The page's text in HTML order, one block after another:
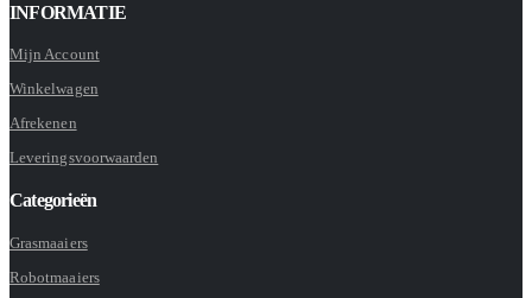
INFORMATIE
Mijn Account
Winkelwagen
Afrekenen
Leveringsvoorwaarden
Categorieën
Grasmaaiers
Robotmaaiers